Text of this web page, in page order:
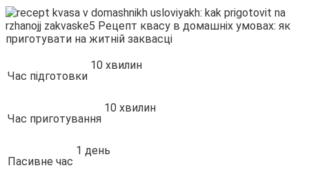
Час підготовки
10 хвилин
Час приготування
10 хвилин
Пасивне час
1 день